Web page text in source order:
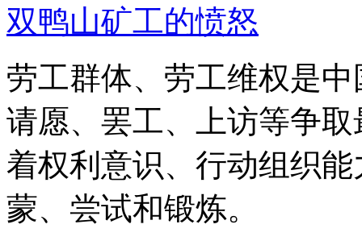
双鸭山矿工的愤怒
劳工群体、劳工维权是
请愿、罢工、上访等争
着权利意识、行动组织
蒙、尝试和锻炼。